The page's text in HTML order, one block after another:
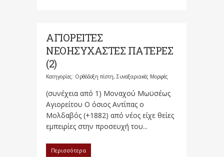
ΑΓΙΟΡΕΙΤΕΣ
ΝΕΟΗΣΥΧΑΣΤΕΣ ΠΑΤΕΡΕΣ
(2)
Κατηγορίες: Ορθόδοξη πίστη, Συναξαριακές Μορφές
(συνέχεια από 1) Μοναχού Μωϋσέως
Αγιορείτου Ο όσιος Αντίπας ο
Μολδαβός (+1882) από νέος είχε θείες
εμπειρίες στην προσευχή του...
Περισσότερα